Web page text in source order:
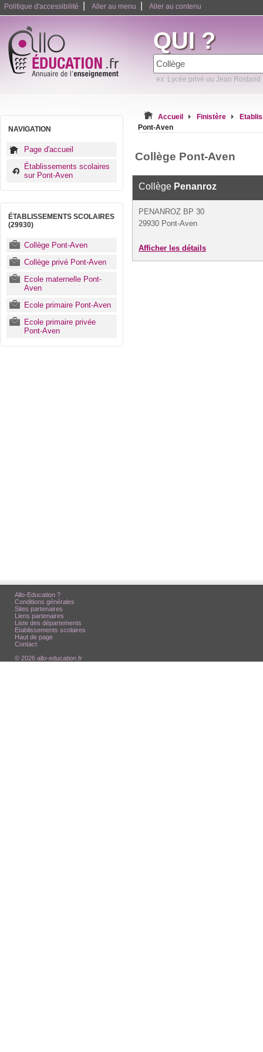
Politique d'accessibilité Aller au menu Aller au contenu
QUI ?
ex: Lycée privé ou Jean Rostand
NAVIGATION
Page d'accueil
Établissements scolaires
sur Pont-Aven
ÉTABLISSEMENTS SCOLAIRES
(29930)
Collège Pont-Aven
Collège privé Pont-Aven
Ecole maternelle Pont-
Aven
Ecole primaire Pont-Aven
Ecole primaire privée
Pont-Aven
Accueil Finistère
Pont-Aven
Collège Pont-Aven
Collège Penanroz
PENANROZ BP 30
29930 Pont-Aven
Afficher les détails
Allo-Education ?
Conditions générales
Sites partenaires
Liens partenaires
Liste des départements
Etablissements scolaires
Haut de page
Contact
© 2026 allo-education.fr